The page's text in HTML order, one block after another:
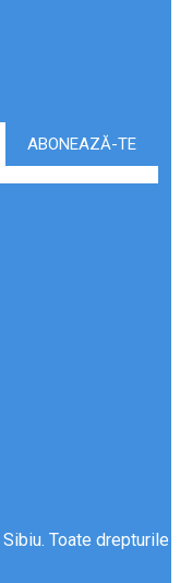
Toate drepturile